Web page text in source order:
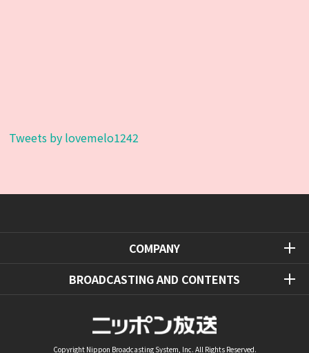
Tweets by lovemelo1242
COMPANY
BROADCASTING AND CONTENTS
Copyright Nippon Broadcasting System, Inc. All Rights Reserved.